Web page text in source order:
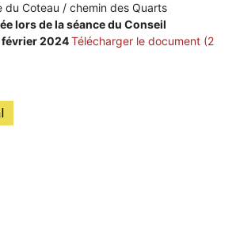
du Coteau / chemin des Quarts
lors de la séance du Conseil
février 2024Télécharger le document